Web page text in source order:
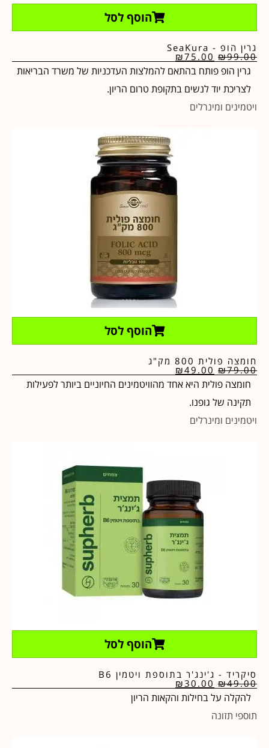
הוסף לסל
גרין הופ - SeaKura
₪99.00
₪75.00
גרין הופ פותח בהתאם להמלצות העדכניות של משרד הבריאות
לצריכת יוד לנשים בתקופת טרום הריון.
ויטמינים ומינרלים
הוסף לסל
חומצה פולית 800 מק"ג
₪79.00
₪49.00
חומצה פולית היא אחד מהוויטמינים החיוניים ביותר לפעילות
תקינה של גופנו.
ויטמינים ומינרלים
הוסף לסל
סיקריד - ג'ינג'ר בתוספת ויטמין B6
₪49.00
₪30.00
להקלה על בחילות והקאות הריון
תוספי תזונה